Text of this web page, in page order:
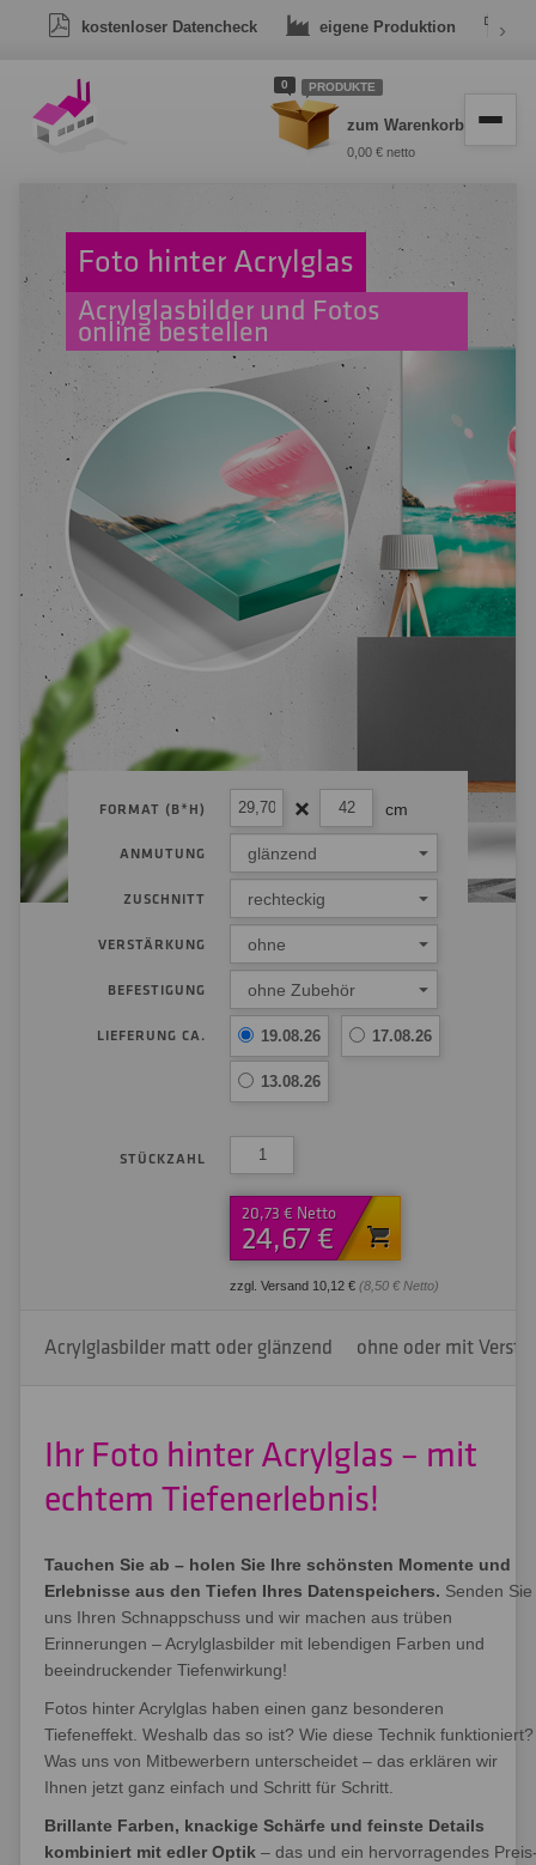
kostenloser Datencheck eigene Produktion ›
0 PRODUKTE
zum Warenkorb
0,00 € netto
Foto hinter Acrylglas
Acrylglasbilder und Fotos
online bestellen
FORMAT (B*H) cm
ANMUTUNG glänzend
ZUSCHNITT rechteckig
VERSTÄRKUNG ohne
BEFESTIGUNG ohne Zubehör
LIEFERUNG CA. 19.08.26 17.08.26
13.08.26
STÜCKZAHL
20,73 € Netto
24,67 €
zzgl. Versand 10,12 € (8,50 € Netto)
Acrylglasbilder matt oder glänzend ohne oder mit
Ihr Foto hinter Acrylglas – mit
echtem Tiefenerlebnis!
Tauchen Sie ab – holen Sie Ihre schönsten Momente und
Erlebnisse aus den Tiefen Ihres Datenspeichers. Senden Sie
uns Ihren Schnappschuss und wir machen aus trüben
Erinnerungen – Acrylglasbilder mit lebendigen Farben und
beeindruckender Tiefenwirkung!
Fotos hinter Acrylglas haben einen ganz besonderen
Tiefeneffekt. Weshalb das so ist? Wie diese Technik funktioniert?
Was uns von Mitbewerbern unterscheidet – das erklären wir
Ihnen jetzt ganz einfach und Schritt für Schritt.
Brillante Farben, knackige Schärfe und feinste Details
kombiniert mit edler Optik – das und ein hervorragendes